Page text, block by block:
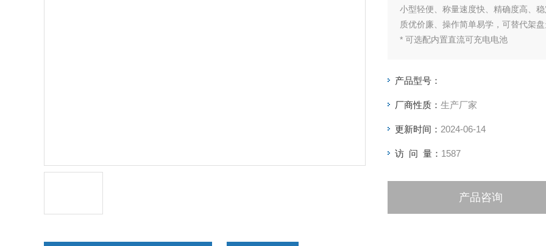
小型轻便、称量速度快、精确度高、
质优价廉、操作简单易学，可替代架
* 可选配内置直流可充电电池
产品型号：
厂商性质： 生产厂家
更新时间： 2024-06-14
访 问 量： 1587
产品咨询